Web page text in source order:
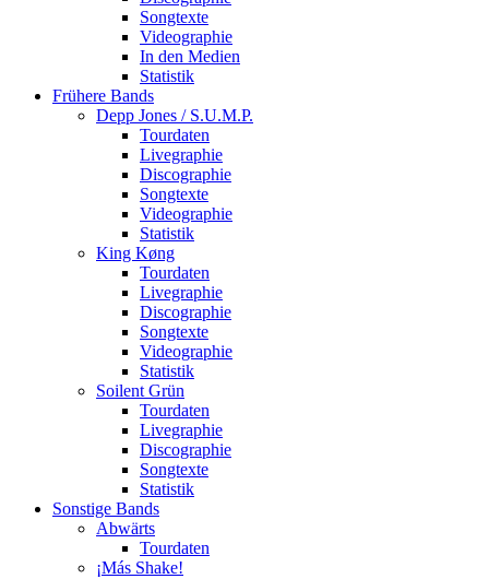
Songtexte
Videographie
In den Medien
Statistik
Frühere Bands
Depp Jones / S.U.M.P.
Tourdaten
Livegraphie
Discographie
Songtexte
Videographie
Statistik
King Køng
Tourdaten
Livegraphie
Discographie
Songtexte
Videographie
Statistik
Soilent Grün
Tourdaten
Livegraphie
Discographie
Songtexte
Statistik
Sonstige Bands
Abwärts
Tourdaten
¡Más Shake!